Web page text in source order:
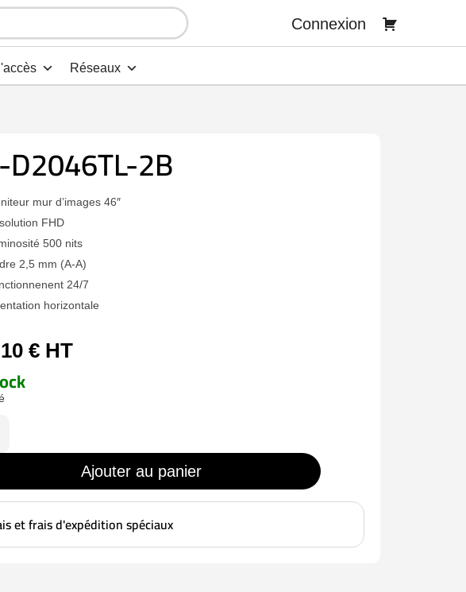
Connexion
Réseaux
D2046TL-2B
mur d’images 46″
FHD
500 nits
2,5 mm (A-A)
24/7
horizontale
€ HT
Ajouter au panier
et frais d'expédition spéciaux